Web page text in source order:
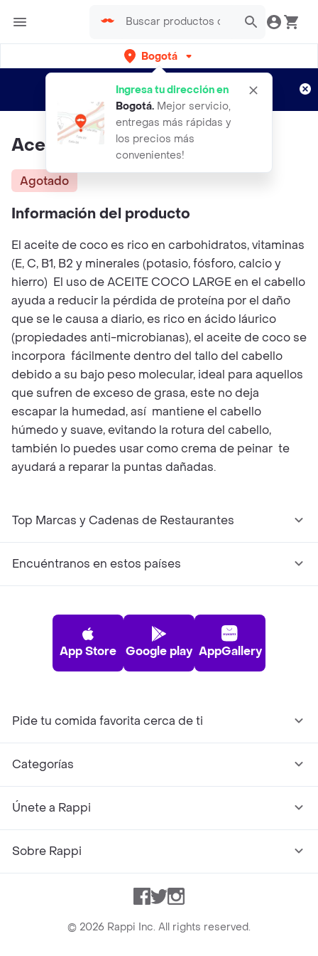
Bogotá
Ingresa tu dirección en
Bogotá. Mejor servicio,
entregas más rápidas y
los precios más
convenientes!
envíos gratis por semanas
Aplican TyC
Aceite De Coco
Agotado
Información del producto
El aceite de coco es rico en carbohidratos, vitaminas
(E, C, B1, B2 y minerales (potasio, fósforo, calcio y
hierro) El uso de ACEITE COCO LARGE en el cabello
ayuda a reducir la pérdida de proteína por el daño
que se le causa a diario, es rico en ácido láurico
(propiedades anti-microbianas), el aceite de coco se
incorpora fácilmente dentro del tallo del cabello
debido a su bajo peso molecular, ideal para aquellos
que sufren de exceso de grasa, este no deja
escapar la humedad, así mantiene el cabello
húmedo y suave, evitando la rotura del cabello,
también lo puedes usar como crema de peinar te
ayudará a reparar la puntas dañadas.
Top Marcas y Cadenas de Restaurantes
Encuéntranos en estos países
App Store Google play AppGallery
Pide tu comida favorita cerca de ti
Categorías
Únete a Rappi
Sobre Rappi
Facebook
TwitterInstagram
© 2026 Rappi Inc. All rights reserved.